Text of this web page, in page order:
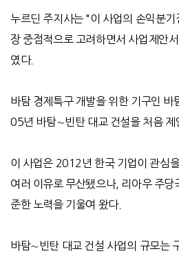
누르딘 주지사는 "이 사업의 손익분
장 중점적으로 고려하면서 사업제안
였다.
바탐 경제특구 개발을 위한 기구인
05년 바탐∼빈탄 대교 건설을 처음 제
이 사업은 2012년 한국 기업이 관심
여러 이유로 무산됐으나, 리아우 주당
준한 노력을 기울여 왔다.
바탐∼빈탄 대교 건설 사업의 규모는